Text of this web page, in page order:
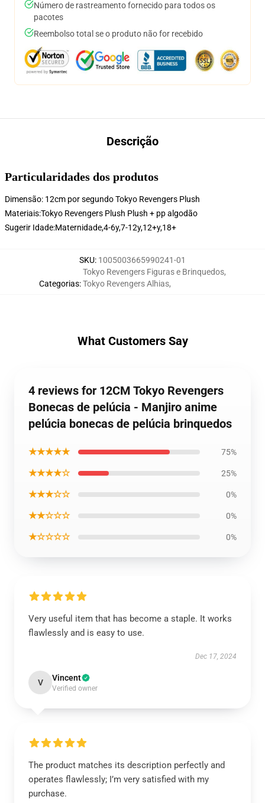
Número de rastreamento fornecido para todos os
pacotes
Reembolso total se o produto não for recebido
Descrição
Particularidades dos produtos
Dimensão: 12cm por segundo Tokyo Revengers Plush
Materiais:Tokyo Revengers Plush Plush + pp algodão
Sugerir Idade:Maternidade,4-6y,7-12y,12+y,18+
SKU: 1005003665990241-01
Categorias:
Tokyo Revengers Figuras e Brinquedos,
Tokyo Revengers Alhias,
What Customers Say
4 reviews for 12CM Tokyo Revengers
Bonecas de pelúcia - Manjiro anime
pelúcia bonecas de pelúcia brinquedos
★★★★★ 75%
★★★★☆ 25%
★★★☆☆ 0%
★★☆☆☆ 0%
★☆☆☆☆ 0%
Very useful item that has become a staple. It works
flawlessly and is easy to use.
Dec 17, 2024
V Vincent
Verified owner
The product matches its description perfectly and
operates flawlessly; I’m very satisfied with my
purchase.